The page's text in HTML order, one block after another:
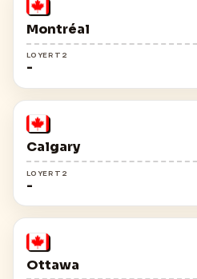
Montréal
LOYER T2
-
Calgary
LOYER T2
-
Ottawa